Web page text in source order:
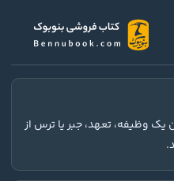
وظیفه، تعهد، جبر یا ترس از